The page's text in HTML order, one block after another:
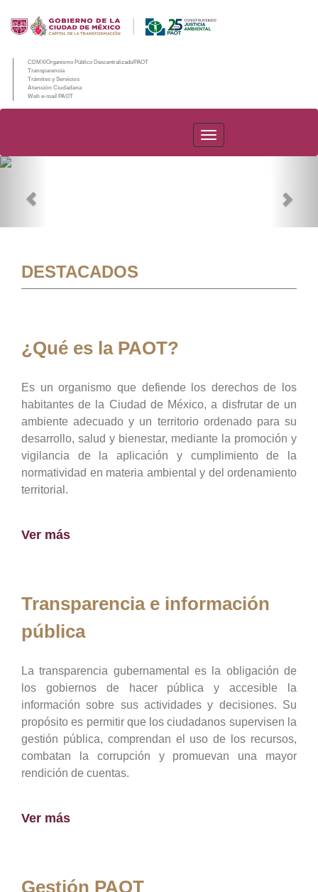
CDMX/Organismo Público Descentralizado/PAOT
Transparencia
Trámites y Servicios
Atención Ciudadana
Web e-mail PAOT
PAOT
DESTACADOS
¿Qué es la PAOT?
Es un organismo que defiende los derechos de los
habitantes de la Ciudad de México, a disfrutar de un
ambiente adecuado y un territorio ordenado para su
desarrollo, salud y bienestar, mediante la promoción y
vigilancia de la aplicación y cumplimiento de la
normatividad en materia ambiental y del ordenamiento
territorial.
Ver más
Transparencia e información
pública
La transparencia gubernamental es la obligación de
los gobiernos de hacer pública y accesible la
información sobre sus actividades y decisiones. Su
propósito es permitir que los ciudadanos supervisen la
gestión pública, comprendan el uso de los recursos,
combatan la corrupción y promuevan una mayor
rendición de cuentas.
Ver más
Gestión PAOT